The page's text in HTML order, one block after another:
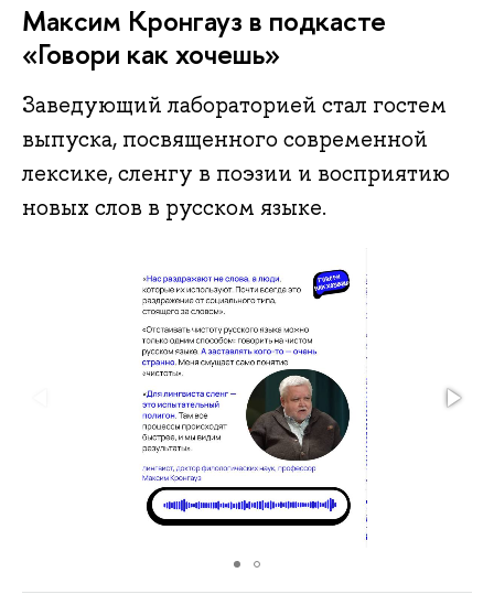
Максим Кронгауз в подкасте
«Говори как хочешь»
Заведующий лабораторией стал гостем
выпуска, посвященного современной
лексике, сленгу в поэзии и восприятию
новых слов в русском языке.